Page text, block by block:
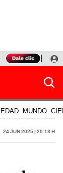
TINKA RESULTADOS
MUNDO
24 Jun 2025 | 20:18 h